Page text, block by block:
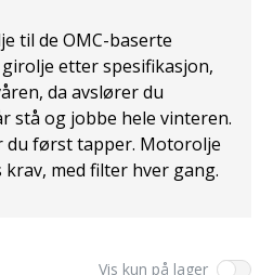
til de OMC-baserte
etter spesifikasjon,
da avslører du
stå og jobbe hele vinteren.
du først tapper. Motorolje
med filter hver gang.
Vis kun på lager